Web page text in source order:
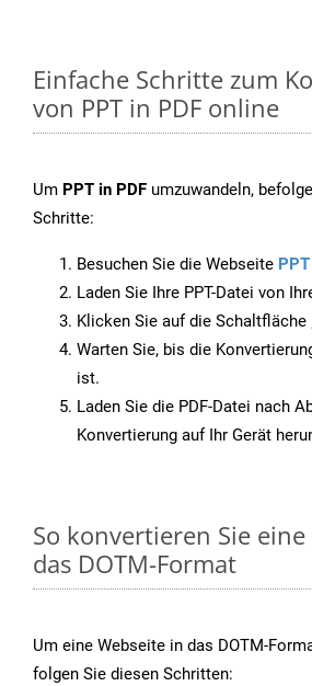
Einfache Schritte zum
von PPT in PDF online
Um PPT in PDF umzuwandeln,
Schritte:
Besuchen Sie die Webseite
Laden Sie Ihre PPT-Datei von
Klicken Sie auf die Schaltfläche
Warten Sie, bis die
ist.
Laden Sie die PDF-Datei nach
Konvertierung auf Ihr Gerät
So konvertieren Sie
das DOTM-Format
Um eine Webseite in das DOTM-
folgen Sie diesen Schritten: